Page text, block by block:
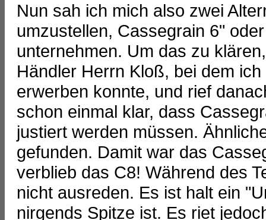
Nun sah ich mich also zwei
umzustellen, Cassegrain 6"
unternehmen. Um das zu
Händler Herrn Kloß, bei dem
erwerben konnte, und rief
schon einmal klar, dass
justiert werden müssen.
gefunden. Damit war das
verblieb das C8! Während des
nicht ausreden. Es ist halt ein
nirgends Spitze ist. Es riet